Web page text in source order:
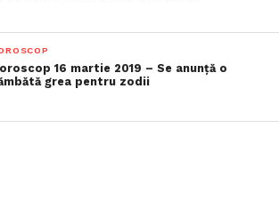
16 martie 2019 – Se anunță o
grea pentru zodii